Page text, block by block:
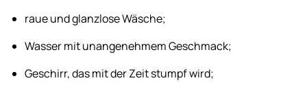
raue und glanzlose Wäsche;
Wasser mit unangenehmem Geschmack;
Geschirr, das mit der Zeit stumpf wird;